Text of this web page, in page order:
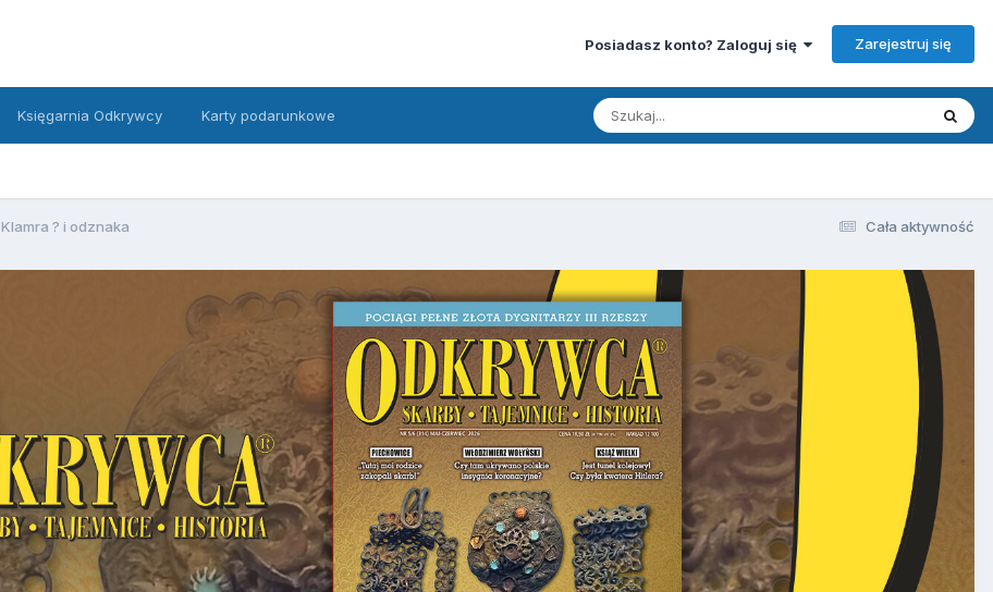
Posiadasz konto? Zaloguj się Zarejestruj się
Księgarnia Odkrywcy Karty podarunkowe
Cała aktywność
Klamra ? i odznaka